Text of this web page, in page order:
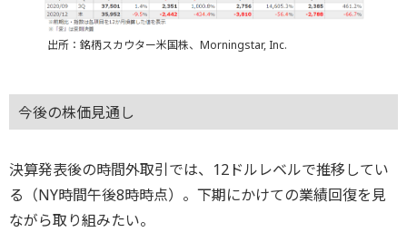
出所：銘柄スカウター米国株、Morningstar, Inc.
今後の株価見通し
決算発表後の時間外取引では、12ドルレベルで推移してい
る（NY時間午後8時時点）。下期にかけての業績回復を見
ながら取り組みたい。